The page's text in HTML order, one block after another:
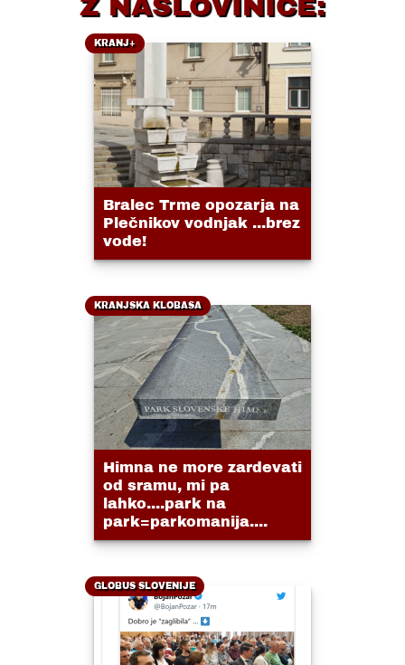
Z NASLOVINICE:
KRANJ+
Bralec Trme opozarja na
Plečnikov vodnjak ...brez
vode!
KRANJSKA KLOBASA
Himna ne more zardevati
od sramu, mi pa
lahko....park na
park=parkomanija....
GLOBUS SLOVENIJE